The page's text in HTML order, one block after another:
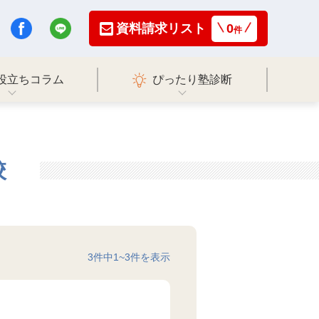
資料請求リスト 0件
立ちコラム ぴったり塾診断
3件中1~3件を表示